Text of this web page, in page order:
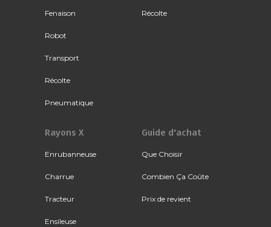
Fenaison
Robot
Transport
Récolte
Pneumatique
Récolte
Rayons X
Enrubanneuse
Charrue
Tracteur
Ensileuse
Guide d'achat
Que Choisir
Combien Ça Coûte
Prix de revient